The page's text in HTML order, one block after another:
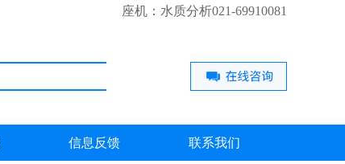
座机：水质分析021-69910081
信息反馈 联系我们